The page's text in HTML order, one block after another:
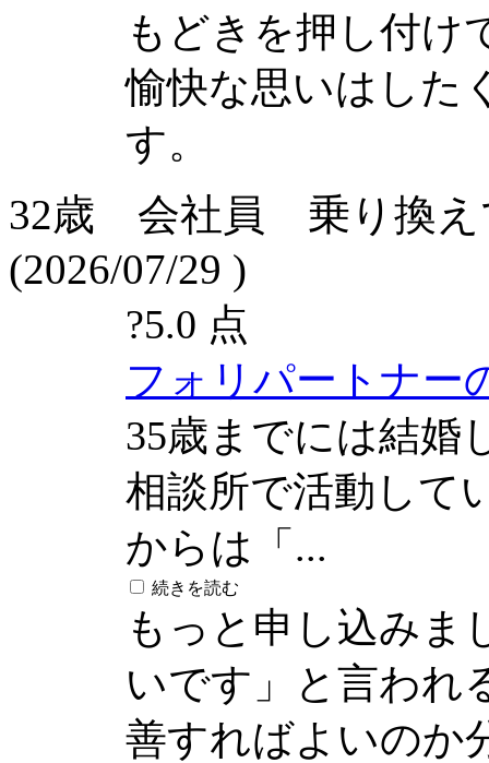
もどきを押し付け
愉快な思いはした
す。
32歳 会社員 乗り換え
(2026/07/29 )
?5.0 点
フォリパートナー
35歳までには結婚
相談所で活動して
からは「...
続きを読む
もっと申し込みま
いです」と言われ
善すればよいのか